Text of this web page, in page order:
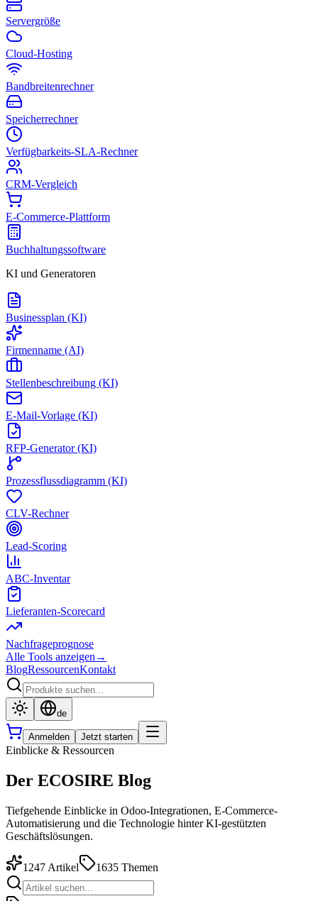
Servergröße
Cloud-Hosting
Bandbreitenrechner
Speicherrechner
Verfügbarkeits-SLA-Rechner
CRM-Vergleich
E-Commerce-Plattform
Buchhaltungssoftware
KI und Generatoren
Businessplan (KI)
Firmenname (AI)
Stellenbeschreibung (KI)
E-Mail-Vorlage (KI)
RFP-Generator (KI)
Prozessflussdiagramm (KI)
CLV-Rechner
Lead-Scoring
ABC-Inventar
Lieferanten-Scorecard
Nachfrageprognose
Alle Tools anzeigen →
BlogRessourcenKontakt
de
Anmelden Jetzt starten
Einblicke & Ressourcen
Der ECOSIRE Blog
Tiefgehende Einblicke in Odoo-Integrationen, E-Commerce-
Automatisierung und die Technologie hinter KI-gestützten
Geschäftslösungen.
1247 Artikel 1635 Themen